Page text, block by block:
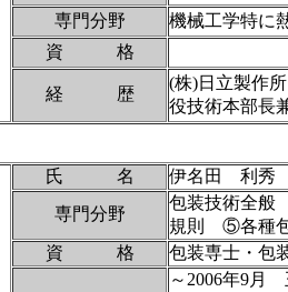
専門分野
機械工学特に
資 格
経 歴
(株)日立製作
役技術本部長
氏 名
伊名田 利秀
専門分野
包装技術全
規則 ⑤各種
資 格
包装専士・包
～2006年9月